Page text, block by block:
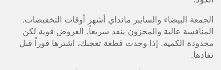
الجمعة البيضاء والسايبر مانداي أشهر أوقات التخفيضات.
المنافسة عالية والمخزون ينفد سريعاً. العروض قوية لكن
محدودة الكمية. إذا وجدت قطعة تعجبك، اشترها فوراً قبل
نفادها.